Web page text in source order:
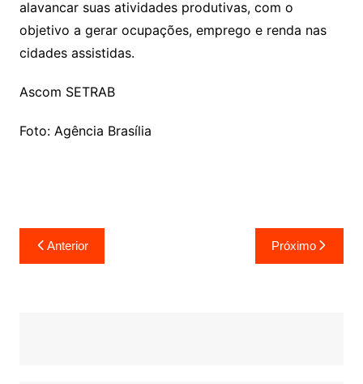
alavancar suas atividades produtivas, com o
objetivo a gerar ocupações, emprego e renda nas
cidades assistidas.
Ascom SETRAB
Foto: Agência Brasília
Navegação
de
Anterior Próximo